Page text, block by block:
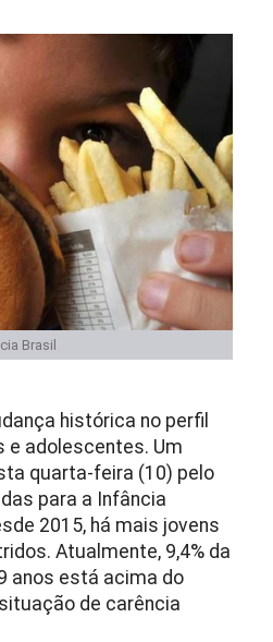
Brasil
histórica no perfil
e adolescentes. Um
quarta-feira (10) pelo
para a Infância
2015, há mais jovens
Atualmente, 9,4% da
anos está acima do
de carência